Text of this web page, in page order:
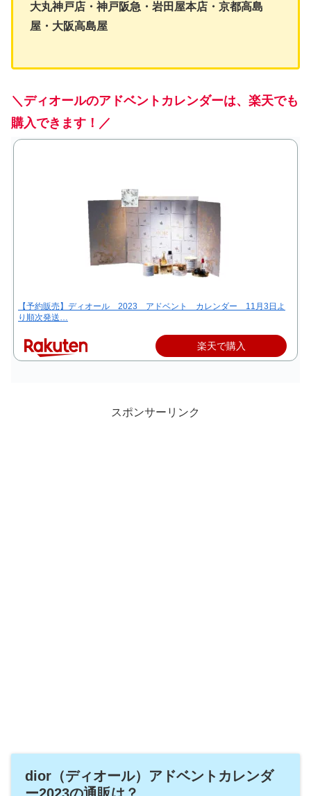
大丸神戸店・神戸阪急・岩田屋本店・京都高島
屋・大阪高島屋
＼ディオールのアドベントカレンダーは、楽天でも
購入できます！／
【予約販売】ディオール 2023 アドベント カレンダー 11月3日よ
り順次発送…
楽天で購入
スポンサーリンク
dior（ディオール）アドベントカレンダ